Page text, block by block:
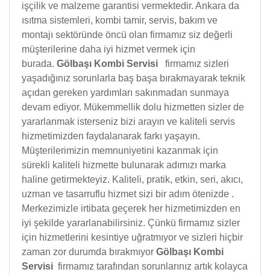
işçilik ve malzeme garantisi vermektedir. Ankara da
ısıtma sistemleri, kombi tamir, servis, bakım ve
montajı sektöründe öncü olan firmamız siz değerli
müşterilerine daha iyi hizmet vermek için
burada. Gölbaşı Kombi Servisi firmamız sizleri
yaşadığınız sorunlarla baş başa bırakmayarak teknik
açıdan gereken yardımları sakınmadan sunmaya
devam ediyor. Mükemmellik dolu hizmetten sizler de
yararlanmak isterseniz bizi arayın ve kaliteli servis
hizmetimizden faydalanarak farkı yaşayın.
Müşterilerimizin memnuniyetini kazanmak için
sürekli kaliteli hizmette bulunarak adımızı marka
haline getirmekteyiz. Kaliteli, pratik, etkin, seri, akıcı,
uzman ve tasarruflu hizmet sizi bir adım ötenizde .
Merkezimizle irtibata geçerek her hizmetimizden en
iyi şekilde yararlanabilirsiniz. Çünkü firmamız sizler
için hizmetlerini kesintiye uğratmıyor ve sizleri hiçbir
zaman zor durumda bırakmıyor Gölbaşı Kombi
Servisi firmamız tarafından sorunlarınız artık kolayca